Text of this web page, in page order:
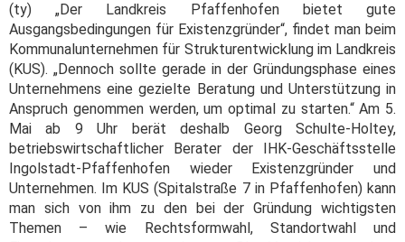
(ty) „Der Landkreis Pfaffenhofen bietet gute
Ausgangsbedingungen für Existenzgründer“, findet man beim
Kommunalunternehmen für Strukturentwicklung im Landkreis
(KUS). „Dennoch sollte gerade in der Gründungsphase eines
Unternehmens eine gezielte Beratung und Unterstützung in
Anspruch genommen werden, um optimal zu starten.“ Am 5.
Mai ab 9 Uhr berät deshalb Georg Schulte-Holtey,
betriebswirtschaftlicher Berater der IHK-Geschäftsstelle
Ingolstadt-Pfaffenhofen wieder Existenzgründer und
Unternehmen. Im KUS (Spitalstraße 7 in Pfaffenhofen) kann
man sich von ihm zu den bei der Gründung wichtigsten
Themen – wie Rechtsformwahl, Standortwahl und